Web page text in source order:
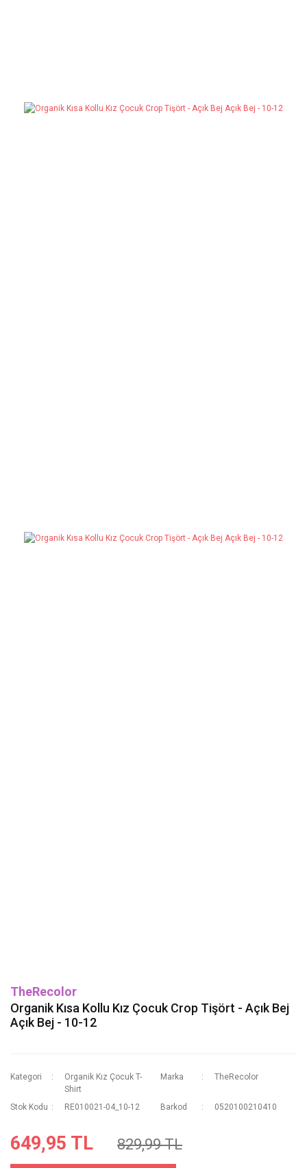
TheRecolor
Organik Kısa Kollu Kız Çocuk Crop Tişört - Açık Bej
Açık Bej - 10-12
Kategori
Organik Kız Çocuk T-
Shirt
Marka TheRecolor
Stok Kodu RE010021-04_10-12 Barkod 0520100210410
649,95 TL 829,99 TL